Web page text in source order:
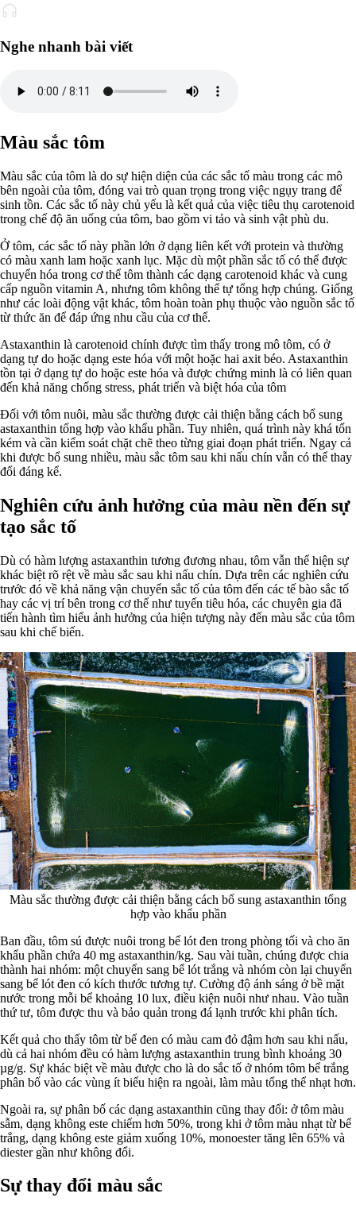
Nghe nhanh bài viết
Màu sắc tôm
Màu sắc của tôm là do sự hiện diện của các sắc tố màu trong các mô
bên ngoài của tôm, đóng vai trò quan trọng trong việc ngụy trang để
sinh tồn. Các sắc tố này chủ yếu là kết quả của việc tiêu thụ carotenoid
trong chế độ ăn uống của tôm, bao gồm vi tảo và sinh vật phù du.
Ở tôm, các sắc tố này phần lớn ở dạng liên kết với protein và thường
có màu xanh lam hoặc xanh lục. Mặc dù một phần sắc tố có thể được
chuyển hóa trong cơ thể tôm thành các dạng carotenoid khác và cung
cấp nguồn vitamin A, nhưng tôm không thể tự tổng hợp chúng. Giống
như các loài động vật khác, tôm hoàn toàn phụ thuộc vào nguồn sắc tố
từ thức ăn để đáp ứng nhu cầu của cơ thể.
Astaxanthin là carotenoid chính được tìm thấy trong mô tôm, có ở
dạng tự do hoặc dạng este hóa với một hoặc hai axit béo. Astaxanthin
tồn tại ở dạng tự do hoặc este hóa và được chứng minh là có liên quan
đến khả năng chống stress, phát triển và biệt hóa của tôm
Đối với tôm nuôi, màu sắc thường được cải thiện bằng cách bổ sung
astaxanthin tổng hợp vào khẩu phần. Tuy nhiên, quá trình này khá tốn
kém và cần kiểm soát chặt chẽ theo từng giai đoạn phát triển. Ngay cả
khi được bổ sung nhiều, màu sắc tôm sau khi nấu chín vẫn có thể thay
đổi đáng kể.
Nghiên cứu ảnh hưởng của màu nền đến sự
tạo sắc tố
Dù có hàm lượng astaxanthin tương đương nhau, tôm vẫn thể hiện sự
khác biệt rõ rệt về màu sắc sau khi nấu chín. Dựa trên các nghiên cứu
trước đó về khả năng vận chuyển sắc tố của tôm đến các tế bào sắc tố
hay các vị trí bên trong cơ thể như tuyến tiêu hóa, các chuyên gia đã
tiến hành tìm hiểu ảnh hưởng của hiện tượng này đến màu sắc của tôm
sau khi chế biến.
Màu sắc thường được cải thiện bằng cách bổ sung astaxanthin tổng
hợp vào khẩu phần
Ban đầu, tôm sú được nuôi trong bể lót đen trong phòng tối và cho ăn
khẩu phần chứa 40 mg astaxanthin/kg. Sau vài tuần, chúng được chia
thành hai nhóm: một chuyển sang bể lót trắng và nhóm còn lại chuyển
sang bể lót đen có kích thước tương tự. Cường độ ánh sáng ở bề mặt
nước trong mỗi bể khoảng 10 lux, điều kiện nuôi như nhau. Vào tuần
thứ tư, tôm được thu và bảo quản trong đá lạnh trước khi phân tích.
Kết quả cho thấy tôm từ bể đen có màu cam đỏ đậm hơn sau khi nấu,
dù cả hai nhóm đều có hàm lượng astaxanthin trung bình khoảng 30
µg/g. Sự khác biệt về màu được cho là do sắc tố ở nhóm tôm bể trắng
phân bố vào các vùng ít biểu hiện ra ngoài, làm màu tổng thể nhạt hơn.
Ngoài ra, sự phân bố các dạng astaxanthin cũng thay đổi: ở tôm màu
sẫm, dạng không este chiếm hơn 50%, trong khi ở tôm màu nhạt từ bể
trắng, dạng không este giảm xuống 10%, monoester tăng lên 65% và
diester gần như không đổi.
Sự thay đổi màu sắc